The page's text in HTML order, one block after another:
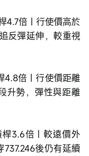
4.7倍｜行使價高於
反彈延伸，較重視
4.8倍｜行使價距離
升勢，彈性與距離
3.6倍｜較遠價外
後仍有延續